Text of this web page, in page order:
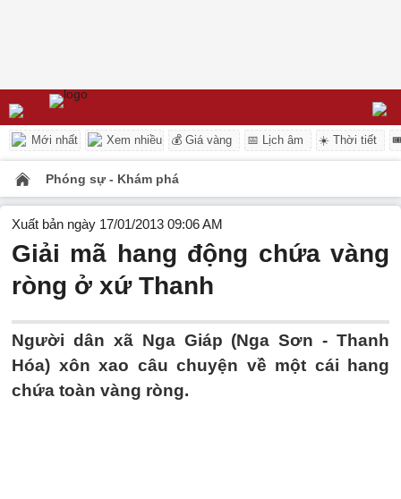
Mới nhất Xem nhiều 💰 Giá vàng 📅 Lịch âm ☀️ Thời tiết
Phóng sự - Khám phá
Xuất bản ngày 17/01/2013 09:06 AM
Giải mã hang động chứa vàng
ròng ở xứ Thanh
Người dân xã Nga Giáp (Nga Sơn - Thanh
Hóa) xôn xao câu chuyện về một cái hang
chứa toàn vàng ròng.